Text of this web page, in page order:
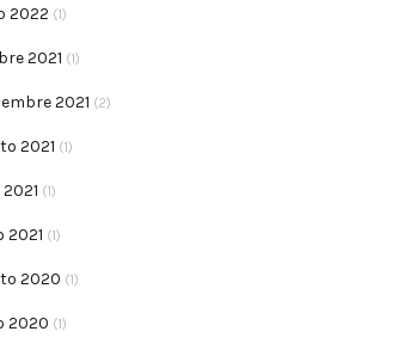
2022 (1)
2021 (1)
2021 (2)
2021 (1)
(1)
2021 (1)
2020 (1)
2020 (1)